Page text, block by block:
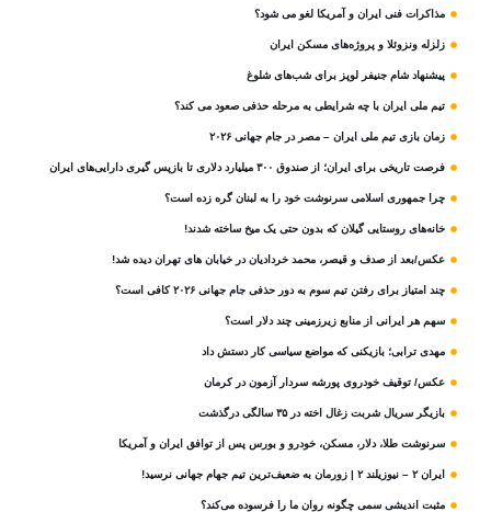
مذاکرات فنی ایران و آمریکا لغو می شود؟
زلزله ونزوئلا و پروژه‌های مسکن ایران
پیشنهاد شام جنیفر لوپز برای شب‌های شلوغ
تیم ملی ایران با چه شرایطی به مرحله حذفی صعود می کند؟
زمان بازی تیم ملی ایران – مصر در جام جهانی ۲۰۲۶
فرصت تاریخی برای ایران؛ از صندوق ۳۰۰ میلیارد دلاری تا بازپس گیری دارایی‌های ایران
چرا جمهوری اسلامی سرنوشت خود را به لبنان گره زده است؟
خانه‌های روستایی گیلان که بدون حتی یک میخ ساخته شدند!
عکس/بعد از صدف و قیصر، محمد خردادیان در خیابان های تهران دیده شد!
چند امتیاز برای رفتن تیم سوم به دور حذفی جام جهانی ۲۰۲۶ کافی است؟
سهم هر ایرانی از منابع زیرزمینی چند دلار است؟
مهدی ترابی؛ بازیکنی که مواضع سیاسی‌ کار دستش داد
عکس/ توقیف خودروی پورشه سردار آزمون در کرمان
بازیگر سریال شربت زغال‌ اخته در ۳۵ سالگی درگذشت
سرنوشت طلا، دلار، مسکن، خودرو و بورس پس از توافق ایران و آمریکا
ایران ۲ – نیوزیلند ۲ | زورمان به ضعیف‌ترین تیم جهام جهانی نرسید!
مثبت‌ اندیشی سمی چگونه روان ما را فرسوده می‌کند؟